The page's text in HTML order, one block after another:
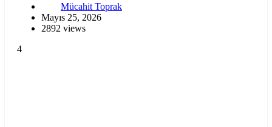
Mücahit Toprak
Mayıs 25, 2026
2892 views
4